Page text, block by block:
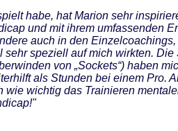
habe, hat Marion sehr
und mit ihrem umfassenden
auch in den
sehr speziell auf mich wirkten.
von „Sockets“) haben
als Stunden bei einem Pro.
wichtig das Trainieren